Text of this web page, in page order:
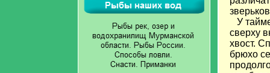
У
сверху
хвост.
брюхо